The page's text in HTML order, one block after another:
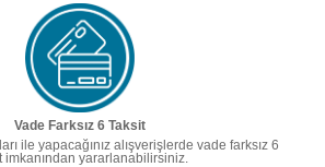
Vade Farksız 6 Taksit
ile yapacağınız alışverişlerde vade farksız 6
imkanından yararlanabilirsiniz.